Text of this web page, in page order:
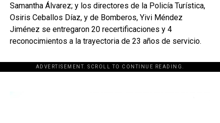
Samantha Álvarez; y los directores de la Policía Turística,
Osiris Ceballos Díaz, y de Bomberos, Yivi Méndez
Jiménez se entregaron 20 recertificaciones y 4
reconocimientos a la trayectoria de 23 años de servicio.
ADVERTISEMENT. SCROLL TO CONTINUE READING.
[adsforwp id="243463"]